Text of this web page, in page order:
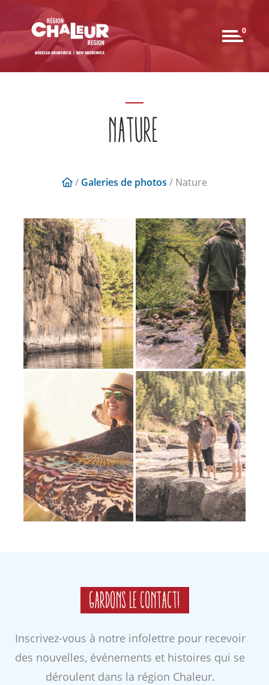
0
NATURE
/ Galeries de photos / Nature
Gardons le contact!
Inscrivez-vous à notre infolettre pour recevoir
des nouvelles, événements et histoires qui se
déroulent dans la région Chaleur.